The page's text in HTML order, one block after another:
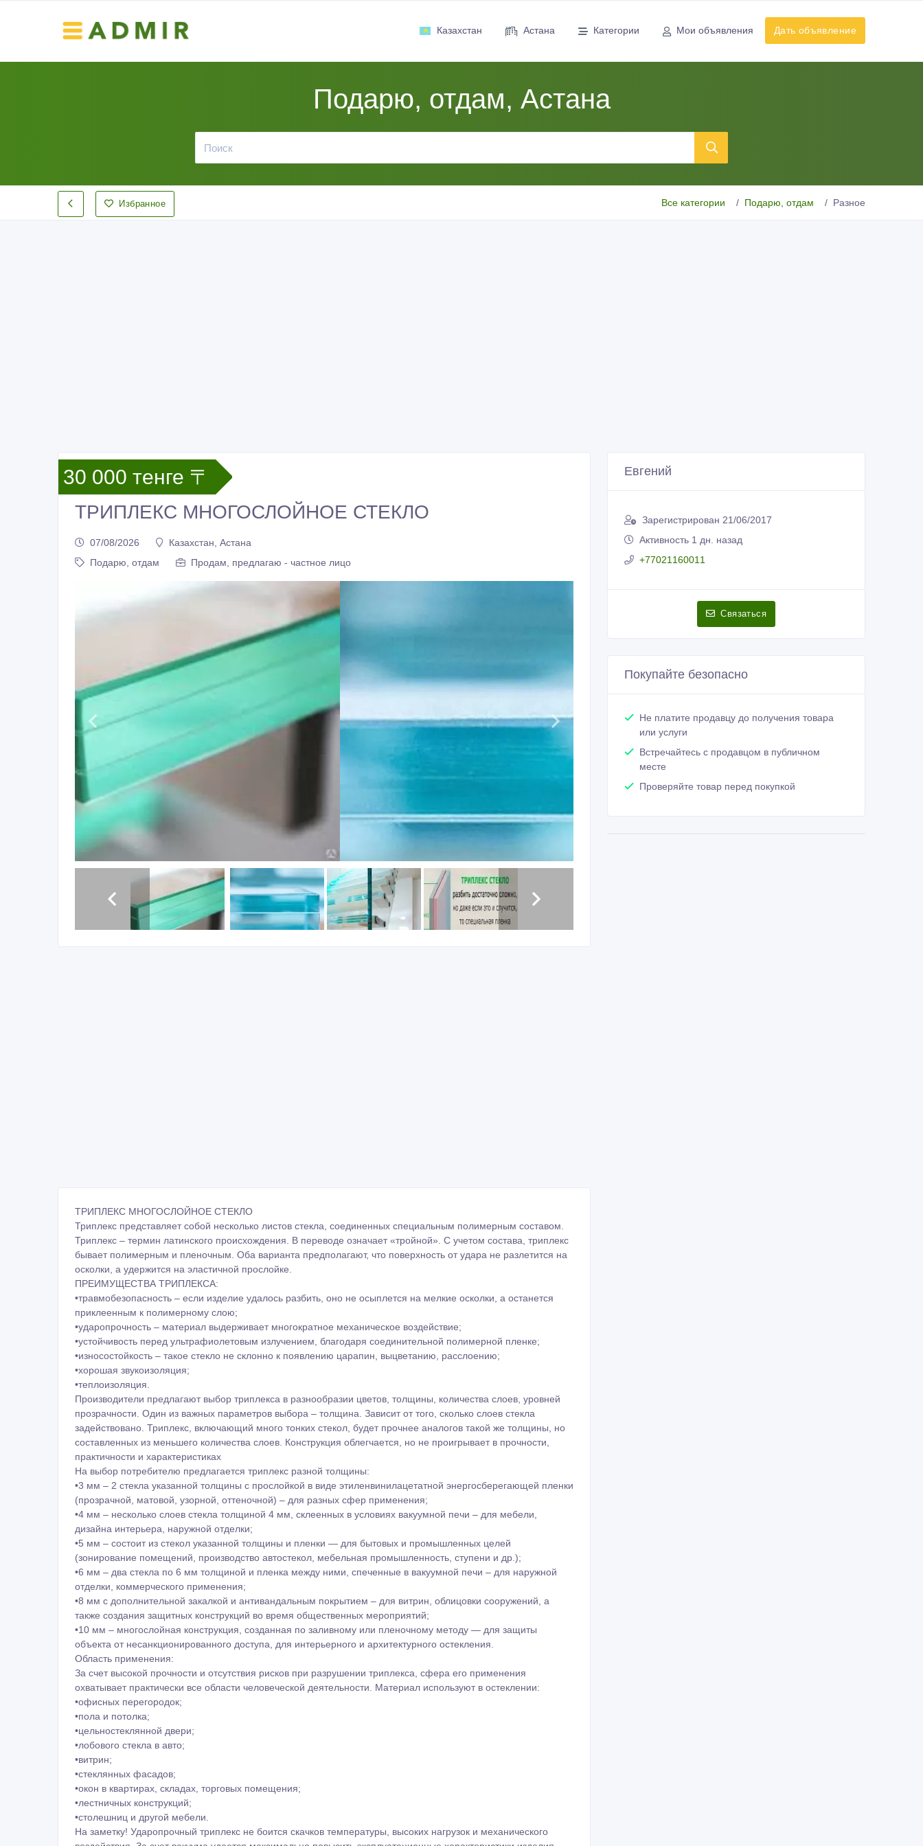
Казахстан Астана Категории Мои объявления Дать объявление
Подарю, отдам, Астана
Избранное Все категории Подарю, отдам Разное
30 000 тенге 〒
ТРИПЛЕКС МНОГОСЛОЙНОЕ СТЕКЛО
07/08/2026
Казахстан, Астана
Подарю, отдам
Продам, предлагаю - частное лицо
ТРИПЛЕКС МНОГОСЛОЙНОЕ СТЕКЛО
Триплекс представляет собой несколько листов стекла, соединенных специальным полимерным составом.
Триплекс – термин латинского происхождения. В переводе означает «тройной». С учетом состава, триплекс
бывает полимерным и пленочным. Оба варианта предполагают, что поверхность от удара не разлетится на
осколки, а удержится на эластичной прослойке.
ПРЕИМУЩЕСТВА ТРИПЛЕКСА:
•травмобезопасность – если изделие удалось разбить, оно не осыплется на мелкие осколки, а останется
приклеенным к полимерному слою;
•ударопрочность – материал выдерживает многократное механическое воздействие;
•устойчивость перед ультрафиолетовым излучением, благодаря соединительной полимерной пленке;
•износостойкость – такое стекло не склонно к появлению царапин, выцветанию, расслоению;
•хорошая звукоизоляция;
•теплоизоляция.
Производители предлагают выбор триплекса в разнообразии цветов, толщины, количества слоев, уровней
прозрачности. Один из важных параметров выбора – толщина. Зависит от того, сколько слоев стекла
задействовано. Триплекс, включающий много тонких стекол, будет прочнее аналогов такой же толщины, но
составленных из меньшего количества слоев. Конструкция облегчается, но не проигрывает в прочности,
практичности и характеристиках
На выбор потребителю предлагается триплекс разной толщины:
•3 мм – 2 стекла указанной толщины с прослойкой в виде этиленвинилацетатной энергосберегающей пленки
(прозрачной, матовой, узорной, оттеночной) – для разных сфер применения;
•4 мм – несколько слоев стекла толщиной 4 мм, склеенных в условиях вакуумной печи – для мебели,
дизайна интерьера, наружной отделки;
•5 мм – состоит из стекол указанной толщины и пленки — для бытовых и промышленных целей
(зонирование помещений, производство автостекол, мебельная промышленность, ступени и др.);
•6 мм – два стекла по 6 мм толщиной и пленка между ними, спеченные в вакуумной печи – для наружной
отделки, коммерческого применения;
•8 мм с дополнительной закалкой и антивандальным покрытием – для витрин, облицовки сооружений, а
также создания защитных конструкций во время общественных мероприятий;
Евгений
Зарегистрирован 21/06/2017
Активность 1 дн. назад
+77021160011
Связаться
Покупайте безопасно
Не платите продавцу до получения товара
или услуги
Встречайтесь с продавцом в публичном
месте
Проверяйте товар перед покупкой